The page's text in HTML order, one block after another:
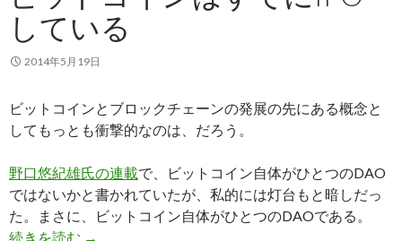
している
2014年5月19日
ビットコインとブロックチェーンの発展の先にある概念と
してもっとも衝撃的なのは、だろう。
野口悠紀雄氏の連載で、ビットコイン自体がひとつのDAO
ではないかと書かれていたが、私的には灯台もと暗しだっ
た。まさに、ビットコイン自体がひとつのDAOである。
続きを読む ビットコインはすでにIPOしている
→